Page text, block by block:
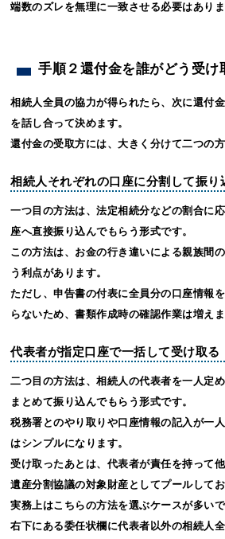
端数のズレを無理に一致させる必要はありま
手順２還付金を誰がどう受け
相続人全員の協力が得られたら、次に還付
を話し合って決めます。
還付金の受取方には、大きく分けて二つの方
相続人それぞれの口座に分割して振り
一つ目の方法は、法定相続分などの割合に
座へ直接振り込んでもらう形式です。
この方法は、お金の行き違いによる親族間
う利点があります。
ただし、申告書の付表に全員分の口座情報
らないため、書類作成時の確認作業は増えま
代表者が指定口座で一括して受け取る
二つ目の方法は、相続人の代表者を一人定
まとめて振り込んでもらう形式です。
税務署とのやり取りや口座情報の記入が一
はシンプルになります。
受け取ったあとは、代表者が責任を持って
遺産分割協議の対象財産としてプールしてお
実務上はこちらの方法を選ぶケースが多い
右下にある委任状欄に代表者以外の相続人